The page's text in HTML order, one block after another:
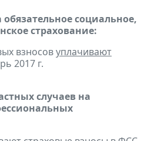
социальное,
страхование:
взносовуплачивают
2017 г.
случаев на